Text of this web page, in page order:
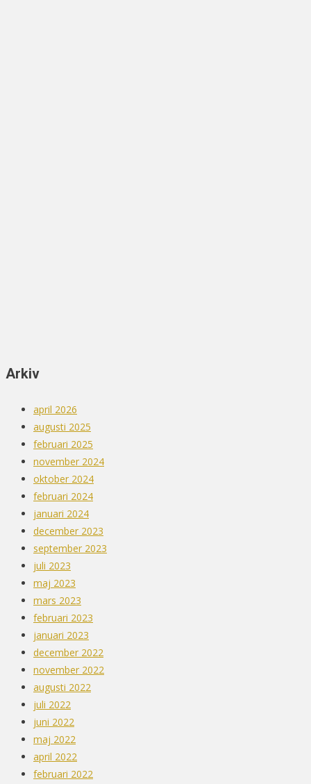
Arkiv
april 2026
augusti 2025
februari 2025
november 2024
oktober 2024
februari 2024
januari 2024
december 2023
september 2023
juli 2023
maj 2023
mars 2023
februari 2023
januari 2023
december 2022
november 2022
augusti 2022
juli 2022
juni 2022
maj 2022
april 2022
februari 2022